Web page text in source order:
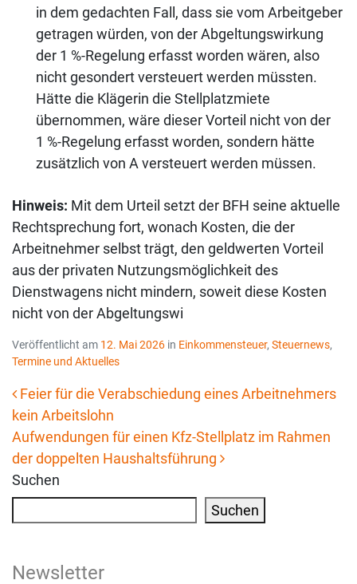
in dem gedachten Fall, dass sie vom Arbeitgeber
getragen würden, von der Abgeltungswirkung
der 1 %-Regelung erfasst worden wären, also
nicht gesondert versteuert werden müssten.
Hätte die Klägerin die Stellplatzmiete
übernommen, wäre dieser Vorteil nicht von der
1 %-Regelung erfasst worden, sondern hätte
zusätzlich von A versteuert werden müssen.
Hinweis: Mit dem Urteil setzt der BFH seine aktuelle
Rechtsprechung fort, wonach Kosten, die der
Arbeitnehmer selbst trägt, den geldwerten Vorteil
aus der privaten Nutzungsmöglichkeit des
Dienstwagens nicht mindern, soweit diese Kosten
nicht von der Abgeltungswi
Veröffentlicht am 12. Mai 2026 in Einkommensteuer, Steuernews,
Termine und Aktuelles
Beitrags-Navigation
Feier für die Verabschiedung eines Arbeitnehmers
kein Arbeitslohn
Aufwendungen für einen Kfz-Stellplatz im Rahmen
der doppelten Haushaltsführung
Suchen
Suchen
Newsletter